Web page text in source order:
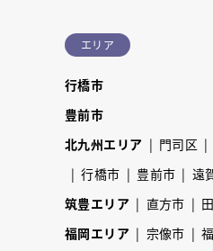
エリア
行橋市
豊前市
北九州エリア
門司区
行橋市
豊前市 遠
筑豊エリア
直方市
福岡エリア
宗像市